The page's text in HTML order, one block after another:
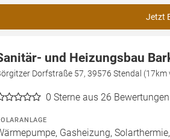
Jetzt
und Heizungsbau
Dorfstraße 57, 39576 Stendal (17km
0 Sterne aus 26 Bewertungen
Gasheizung,